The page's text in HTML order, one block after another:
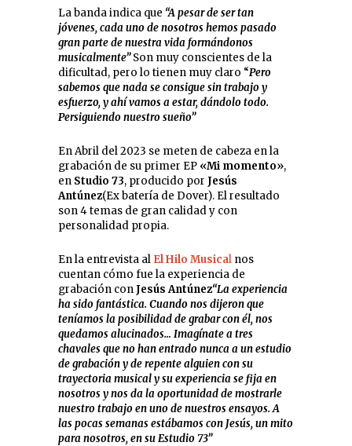
La banda indica que “A pesar de ser tan
jóvenes, cada uno de nosotros hemos pasado
gran parte de nuestra vida formándonos
musicalmente”Son muy conscientes de la
dificultad, pero lo tienen muy claro “Pero
sabemos que nada se consigue sin trabajo y
esfuerzo, y ahí vamos a estar, dándolo todo.
Persiguiendo nuestro sueño”
En Abril del 2023 se meten de cabeza en la
grabación de su primer EP «Mi momento»,
en Studio 73, producido por Jesús
Antúnez(Ex batería de Dover). El resultado
son 4 temas de gran calidad y con
personalidad propia.
En la entrevista al ElHilo Musical nos
cuentan cómo fue la experiencia de
grabación conJesús Antúnez“La experiencia
ha sido fantástica. Cuando nos dijeron que
teníamos la posibilidad de grabar con él, nos
quedamos alucinados… Imagínate a tres
chavales que no han entrado nunca a un estudio
de grabación y de repente alguien con su
trayectoria musical y su experiencia se fija en
nosotros y nos da la oportunidad de mostrarle
nuestro trabajo en uno de nuestros ensayos. A
las pocas semanas estábamos con Jesús, un mito
para nosotros, en su Estudio 73”